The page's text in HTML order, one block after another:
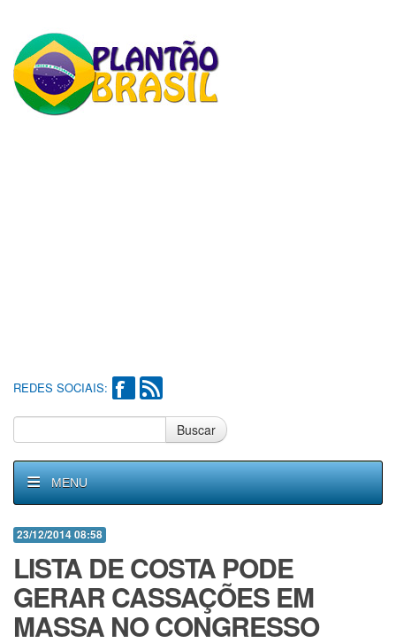
REDES SOCIAIS:
Buscar
MENU
23/12/2014 08:58
LISTA DE COSTA PODE
GERAR CASSAÇÕES EM
MASSA NO CONGRESSO